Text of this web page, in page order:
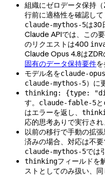
組織にゼロデータ保持
行前に適格性を確認して
claude-mythos-5は30
Claude APIでは、この
のリクエストは400
Claude Opus 4.8はZDR
固有のデータ保持要件を
モデル名をclaude-
claude-mythos-5）に
thinking: {type:
す。
claude-fable-5と
はエラーを返し、
応的思考ありで実行され
以前の移行で手動の拡
済みの場合、対応は不
claude-mythos-5では
thinkingフィールドを
ストとしてのみ扱い、